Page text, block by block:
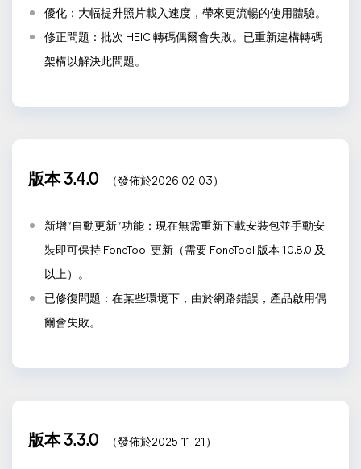
優化：大幅提升照片載入速度，帶來更流暢的使用體驗。
修正問題：批次 HEIC 轉碼偶爾會失敗。已重新建構轉碼
架構以解決此問題。
版本 3.4.0 （發佈於2026-02-03）
新增“自動更新”功能：現在無需重新下載安裝包並手動安
裝即可保持 FoneTool 更新（需要 FoneTool 版本 10.8.0 及
以上）。
已修復問題：在某些環境下，由於網路錯誤，產品啟用偶
爾會失敗。
版本 3.3.0 （發佈於2025-11-21）